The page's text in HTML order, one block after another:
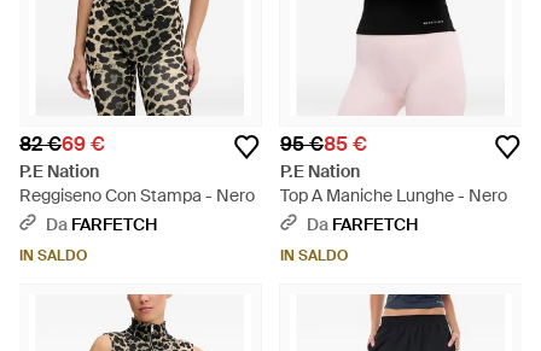
82 €69 €
P.E Nation
Reggiseno Con Stampa - Nero
Da FARFETCH
IN SALDO
95 €85 €
P.E Nation
Top A Maniche Lunghe - Nero
Da FARFETCH
IN SALDO